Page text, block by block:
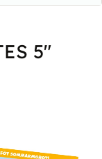
5"